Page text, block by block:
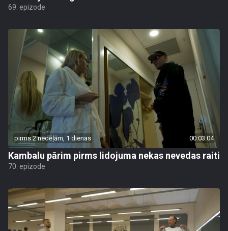
69. epizode
pirms 2 nedēļām, 1 dienas 00:03:04
Kambalu pārim pirms lidojuma nekas nevedas raiti
70. epizode